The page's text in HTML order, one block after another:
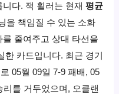
니다. 잭 휠러는 현재평균
을 책임질 수 있는 소화
줄여주고 상대 타선을
카드입니다. 최근 경기
05월 09일 7-9 패배, 05
리를 거두었으며, 오클랜